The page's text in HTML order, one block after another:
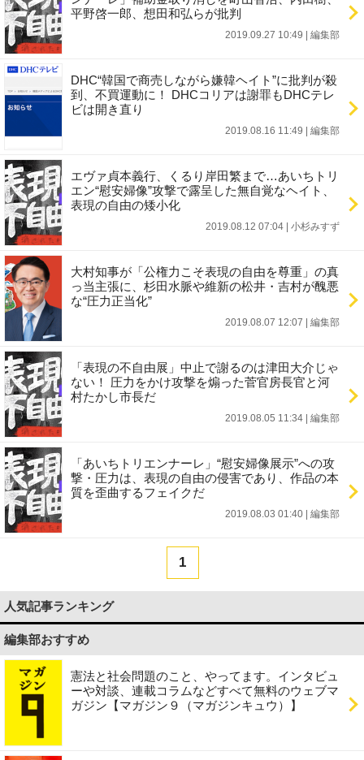
平野啓一郎、想田和弘らが批判
2019.09.27 10:49 編集部
DHC“韓国で商売しながら嫌韓ヘイト”に批判が殺
到、不買運動に！ DHCコリアは謝罪もDHCテレ
ビは開き直り
2019.08.16 11:49 編集部
エヴァ貞本義行、くるり岸田繁まで…あいちトリ
エン“慰安婦像”攻撃で露呈した無自覚なヘイト、
表現の自由の矮小化
2019.08.12 07:04 小杉みすず
大村知事が「公権力こそ表現の自由を尊重」の真
っ当主張に、杉田水脈や維新の松井・吉村が醜悪
な“圧力正当化”
2019.08.07 12:07 編集部
「表現の不自由展」中止で謝るのは津田大介じゃ
ない！ 圧力をかけ攻撃を煽った菅官房長官と河
村たかし市長だ
2019.08.05 11:34 編集部
「あいちトリエンナーレ」“慰安婦像展示”への攻
撃・圧力は、表現の自由の侵害であり、作品の本
質を歪曲するフェイクだ
2019.08.03 01:40 編集部
1
人気記事ランキング
編集部おすすめ
憲法と社会問題のこと、やってます。インタビュ
ーや対談、連載コラムなどすべて無料のウェブマ
ガジン【マガジン９（マガジンキュウ）】